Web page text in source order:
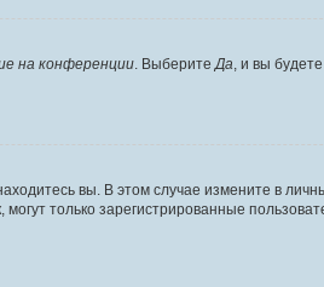
на конференции . Выберите Да , и вы
вы. В этом случае измените в
только зарегистрированные